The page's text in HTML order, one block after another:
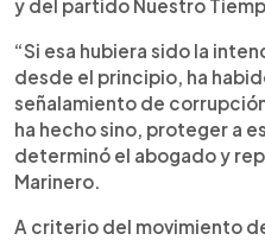
y del partido Nuestro
“Si esa hubiera sido la
desde el principio, ha
señalamiento de
ha hecho sino, proteger a
determinó el abogado y
Marinero.
A criterio del movimiento